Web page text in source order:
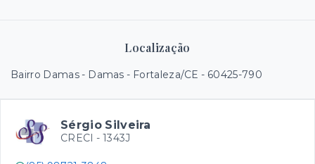
Localização
Bairro Damas - Damas - Fortaleza/CE - 60425-790
Sérgio Silveira
CRECI - 1343J